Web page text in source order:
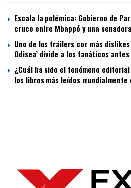
Escala la polémica: Gobierno de
cruce entre Mbappé y una senadora
Uno de los tráilers con más
Odisea’ divide a los fanáticos
¿Cuál ha sido el fenómeno
los libros más leídos mundialmente